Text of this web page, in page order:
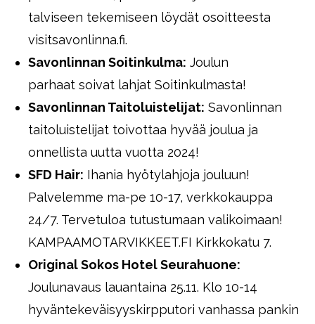
talviseen tekemiseen löydät osoitteesta
visitsavonlinna.fi.
Savonlinnan Soitinkulma: Joulun
parhaat soivat lahjat Soitinkulmasta!
Savonlinnan Taitoluistelijat: Savonlinnan
taitoluistelijat toivottaa hyvää joulua ja
onnellista uutta vuotta 2024!
SFD Hair: Ihania hyötylahjoja jouluun!
Palvelemme ma-pe 10-17, verkkokauppa
24/7. Tervetuloa tutustumaan valikoimaan!
KAMPAAMOTARVIKKEET.FI Kirkkokatu 7.
Original Sokos Hotel Seurahuone:
Joulunavaus lauantaina 25.11. Klo 10-14
hyväntekeväisyyskirpputori vanhassa pankin